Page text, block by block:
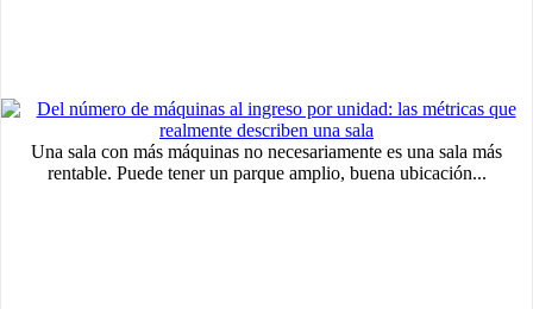
Una sala con más máquinas no necesariamente es una sala más
rentable. Puede tener un parque amplio, buena ubicación...